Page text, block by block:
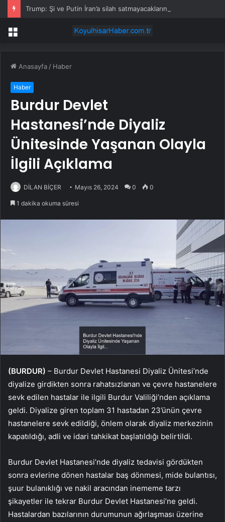
Trump: Şi ve Putin İran’a silah satmayacaklarını söyledi
Menü
Anasayfa / Haber
Haber
Burdur Devlet
Hastanesi’nde Diyaliz
Ünitesinde Yaşanan Olayla
İlgili Açıklama
DİLAN BİÇER Mayıs 26, 2024 0 0
1 dakika okuma süresi
(BURDUR) – Burdur Devlet Hastanesi Diyaliz Ünitesi’nde
diyalize girdikten sonra rahatsızlanan ve çevre hastanelere
sevk edilen hastalar ile ilgili Burdur Valiliği’nden açıklama
geldi. Diyalize giren toplam 31 hastadan 23’ünün çevre
hastanelere sevk edildiği, önlem olarak diyaliz merkezinin
kapatıldığı, adli ve idari tahkikat başlatıldığı belirtildi.
Burdur Devlet Hastanesi’nde diyaliz tedavisi gördükten
sonra evlerine dönen hastalar baş dönmesi, mide bulantısı,
şuur bulanıklığı ve nakil aracından inememe tarzı
şikayetler ile tekrar Burdur Devlet Hastanesi’ne geldi.
Hastalardan bazılarının durumunun ağırlaşması üzerine